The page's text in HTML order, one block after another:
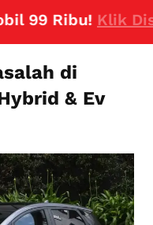
Ribu!Klik Disini
di
& Ev